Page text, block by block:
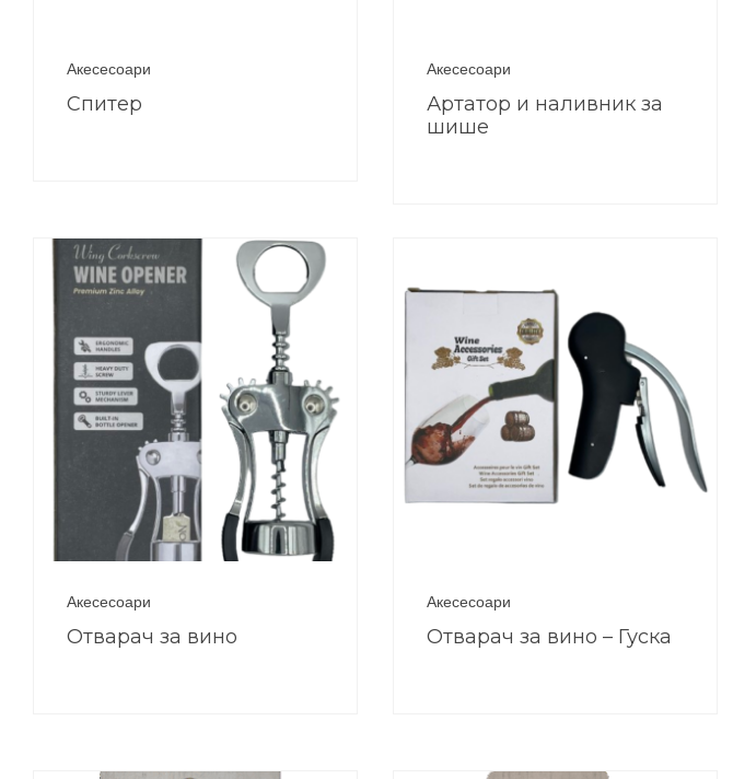
Акесесоари
Спитер
Акесесоари
Артатор и наливник за
шише
Акесесоари
Отварач за вино
Акесесоари
Отварач за вино – Гуска